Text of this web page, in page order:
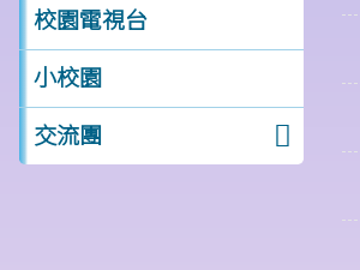
校園電視台
小校園
交流團